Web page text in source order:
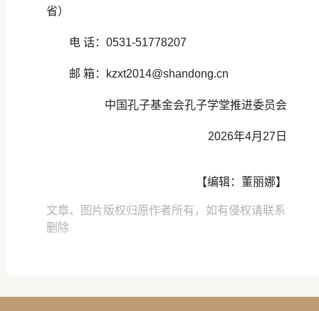
省）
电 话：0531-51778207
邮 箱：kzxt2014@shandong.cn
中国孔子基金会孔子学堂推进委员会
2026年4月27日
【编辑：董丽娜】
文章、图片版权归原作者所有，如有侵权请联系
删除